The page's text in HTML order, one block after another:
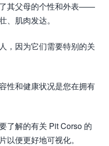
其父母的个性和外表——
、肌肉发达。
，因为它们需要特别的关
性和健康状况是您在拥有
了解的有关 Pit Corso 的
以便更好地可视化。